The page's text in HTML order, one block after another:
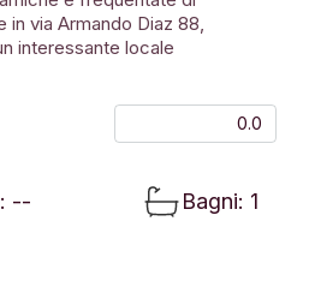
via Armando Diaz 88,
interessante locale
0.0
--
Bagni: 1